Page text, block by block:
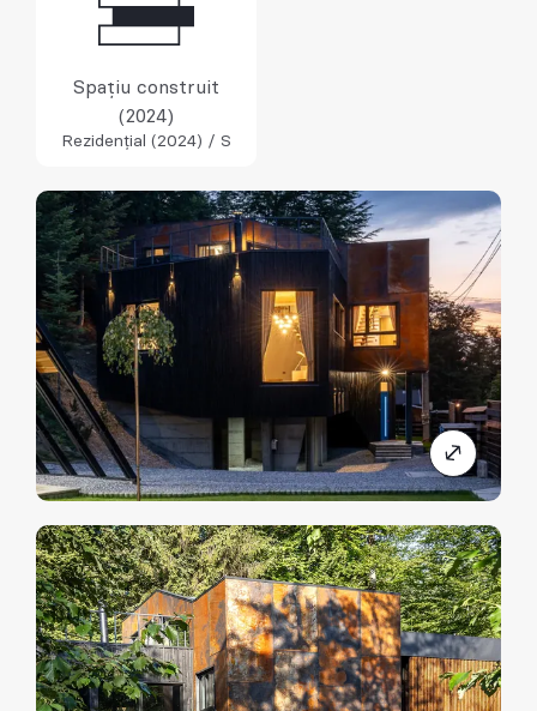
Spațiu construit
(2024)
Rezidențial (2024) / S